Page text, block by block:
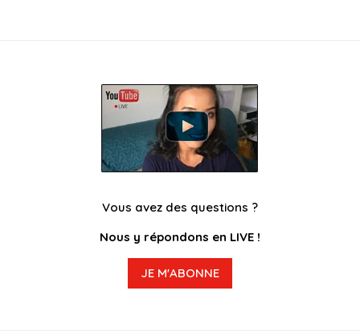
Vous avez des questions ?
Nous y répondons en LIVE !
JE M'ABONNE